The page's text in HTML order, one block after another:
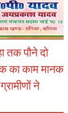
तक पौने दो
का काम मानक
ने